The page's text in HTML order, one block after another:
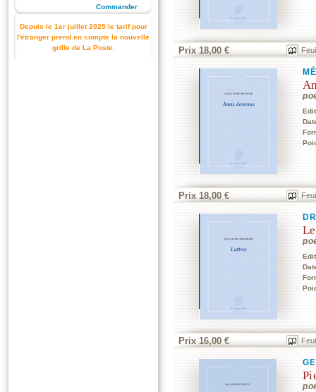
Commander
Depuis le 1er juillet 2025 le tarif pour
l'étranger prend en compte la nouvelle
grille de La Poste.
Prix 18,00 €
Prix 18,00 €
Prix 16,00 €